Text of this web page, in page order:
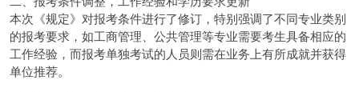
本次《规定》对报考条件进行了修订，特别强调了不同专业类别
的报考要求，如工商管理、公共管理等专业需要考生具备相应的
工作经验，而报考单独考试的人员则需在业务上有所成就并获得
单位推荐。